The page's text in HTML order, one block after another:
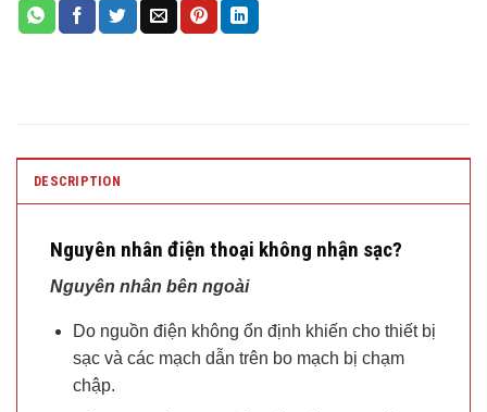
DESCRIPTION
Nguyên nhân điện thoại không nhận sạc?
Nguyên nhân bên ngoài
Do nguồn điện không ổn định khiến cho thiết bị
sạc và các mạch dẫn trên bo mạch bị chạm
chập.